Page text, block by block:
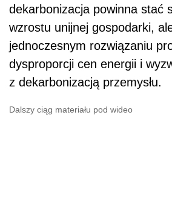
dekarbonizacja powinna stać
wzrostu unijnej gospodarki,
jednoczesnym rozwiązaniu
dysproporcji cen energii i
z dekarbonizacją przemysłu.
Dalszy ciąg materiału pod wideo